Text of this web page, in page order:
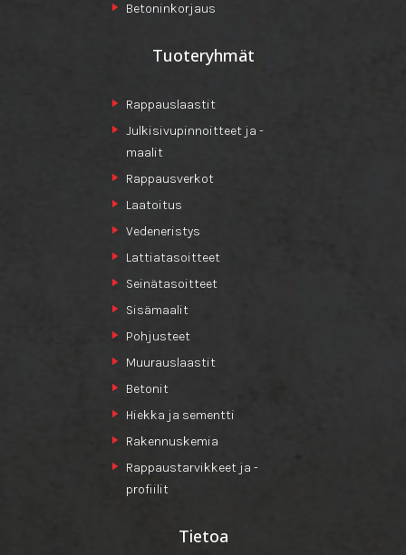
Betoninkorjaus
Tuoteryhmät
Rappauslaastit
Julkisivupinnoitteet ja -
maalit
Rappausverkot
Laatoitus
Vedeneristys
Lattiatasoitteet
Seinätasoitteet
Sisämaalit
Pohjusteet
Muurauslaastit
Betonit
Hiekka ja sementti
Rakennuskemia
Rappaustarvikkeet ja -
profiilit
Tietoa